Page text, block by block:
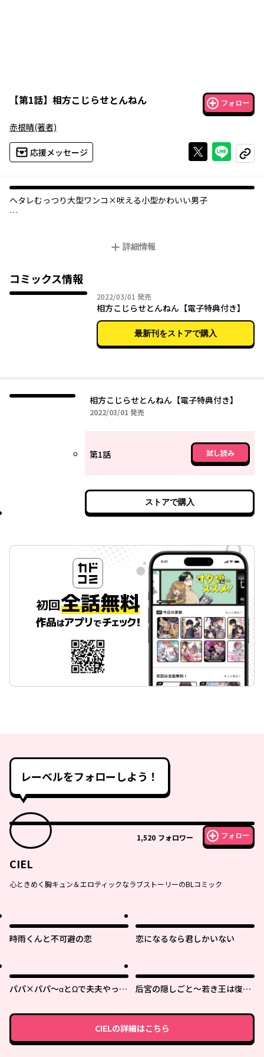
【第1話】 相方こじらせとんねん フォロー
赤根晴(著者)
応援メッセージ Xで投稿する
ライン
コピー
ヘタレむっつり大型ワンコ×吠える小型かわいい男子
小豆沢が爆弾を落としたせいで、司は混乱！！！でも大きな体で
必死に懐いてくる小豆沢をむげにもできない。なぜなら、芸の道
に小豆沢を引きずり込んだのは自分だから。司は小豆沢の「好
き」を受け入れつつも、そのことが頭を離れなくて――…。
詳細情報
コミックス情報
2022/03/01 2022年03月01日
発売
相方こじらせとんねん【電子特典付き】
最新刊をストアで購入
相方こじらせとんねん【電子特典付き】
2022/03/01 2022年03月01日
発売
第1話 試し読み
ストアで購入
レーベルをフォローしよう！
1,520 フォロワー フォロー
CIEL
心ときめく胸キュン＆エロティックなラブストーリーのBLコミック
時雨くんと不可避の恋 恋になるなら君しかいない
パパ×パパ～αとΩで夫夫やって
后宮の隠しごと～若き王は復讐
CIELの詳細はこちら